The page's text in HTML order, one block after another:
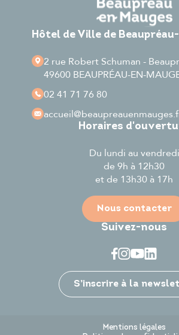
Je participe
Hôtel de Ville de
2 rue Robert Schuman -
49600 BEAUPRÉAU-EN-
02 41 71 76 80
accueil
Horaires
Du lundi au vendredi
de 9h à 12h30
et de 13h30 à 17h
Nous contacter
Suivez-nous
S’inscrire à la
Mentions légales